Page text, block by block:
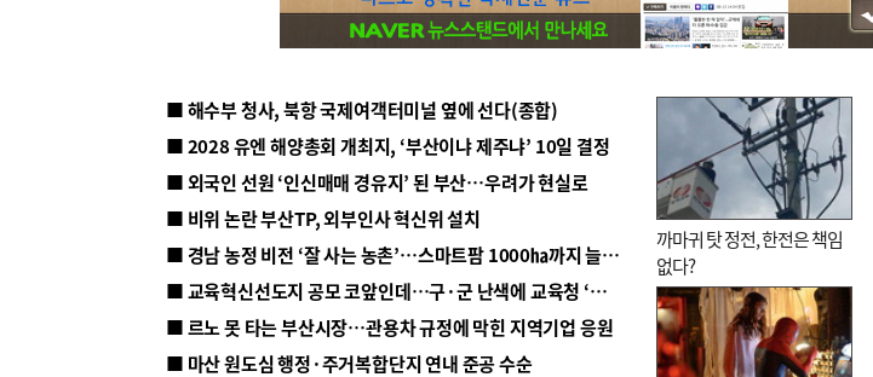
■ 해수부 청사, 북항 국제여객터미널 옆에 선다(종합)
■ 2028 유엔 해양총회 개최지, ‘부산이냐 제주냐’ 10일 결정
■ 외국인 선원 ‘인신매매 경유지’ 된 부산…우려가 현실로
■ 비위 논란 부산TP, 외부인사 혁신위 설치
■ 경남 농정 비전 ‘잘 사는 농촌’…스마트팜 1000㏊까지 늘린다
■ 교육혁신선도지 공모 코앞인데…구·군 난색에 교육청 ‘쩔쩔’
■ 르노 못 타는 부산시장…관용차 규정에 막힌 지역기업 응원
■ 마산 원도심 행정·주거복합단지 연내 준공 수순
까마귀 탓 정전, 한전은 책임
없다?